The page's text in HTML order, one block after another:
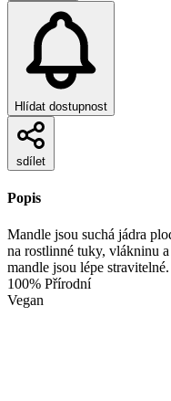
Hlídat dostupnost
sdílet
Popis
Mandle jsou suchá jádra
na rostlinné tuky, vlákninu
mandle jsou lépe stravitelné.
100% Přírodní
Vegan